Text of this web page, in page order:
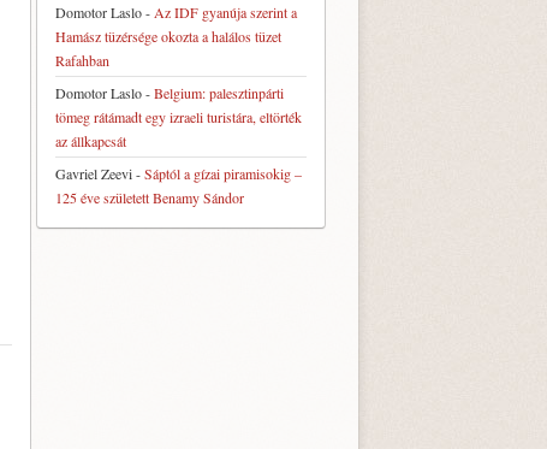
Domotor Laslo- Az IDF gyanúja szerint a
Hamász tüzérsége okozta a halálos tüzet
Rafahban
Domotor Laslo-Belgium: palesztinpárti
tömeg rátámadt egy izraeli turistára, eltörték
az állkapcsát
Gavriel Zeevi-Sáptól a gízai piramisokig –
125 éve született Benamy Sándor